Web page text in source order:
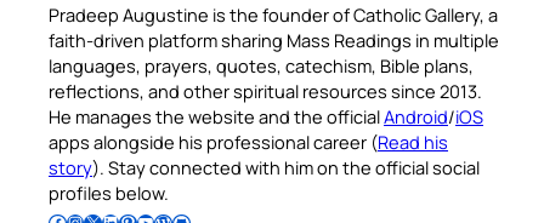
Pradeep Augustine is the founder of Catholic Gallery, a
faith-driven platform sharing Mass Readings in multiple
languages, prayers, quotes, catechism, Bible plans,
reflections, and other spiritual resources since 2013.
He manages the website and the officialAndroid/iOS
apps alongside his professional career (Read his
story). Stay connected with him on the official social
profiles below.